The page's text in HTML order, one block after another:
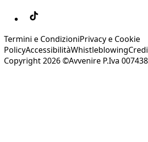
Termini e CondizioniPrivacy e Cookie
PolicyAccessibilitàWhistleblowing
Copyright 2026 ©Avvenire P.Iva